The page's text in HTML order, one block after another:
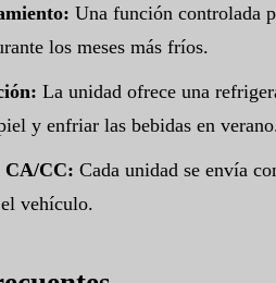
Una función controlada
los meses más fríos.
La unidad ofrece una
y enfriar las bebidas en
CA/CC: Cada unidad se envía
vehículo.